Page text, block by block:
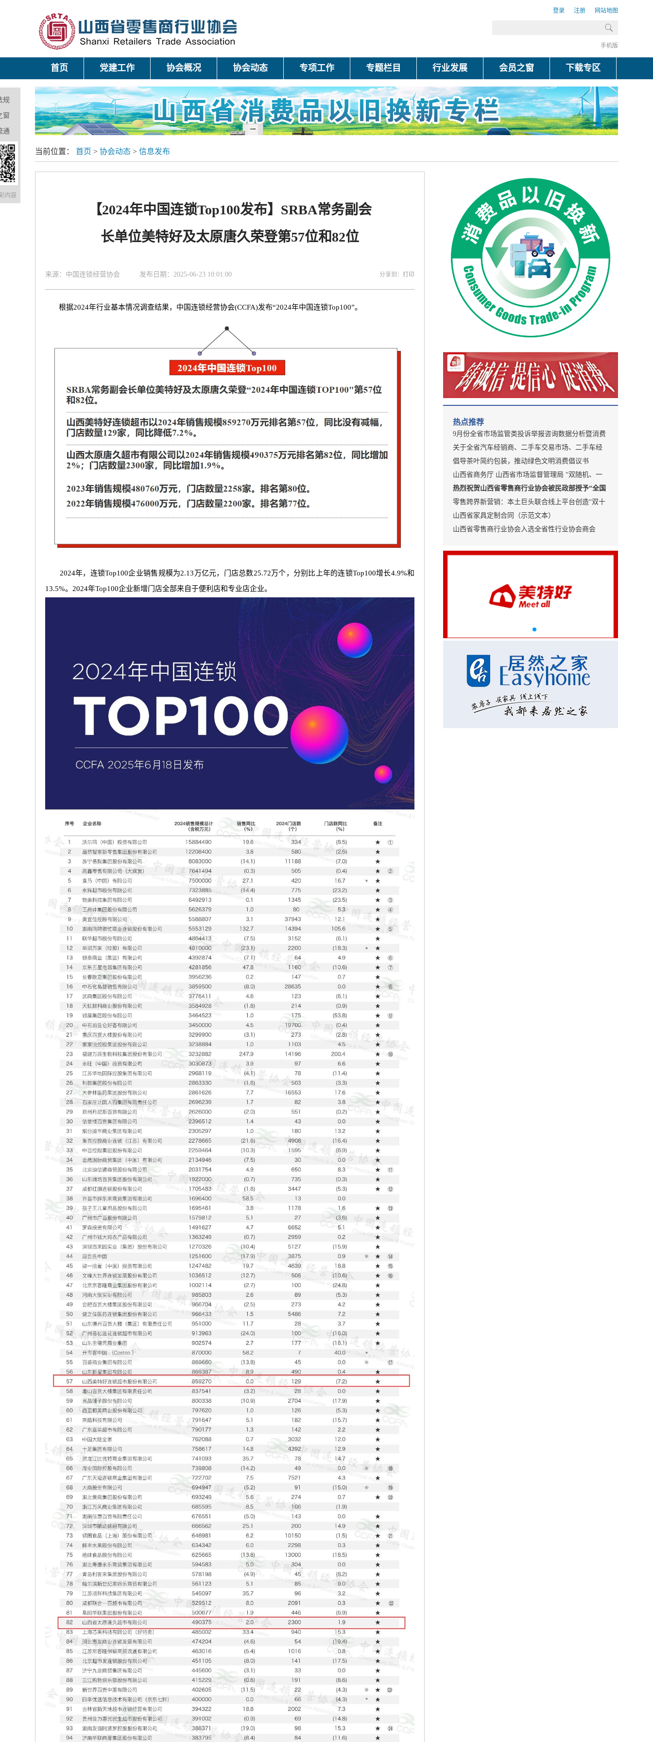
登录 注册 网站地图
手机版
首页 党建工作 协会概况 协会动态 专项工作 专题栏目 行业发展 会员之窗 下载专区
当前位置： 首页 > 协会动态 > 信息发布
【2024年中国连锁Top100发布】SRBA常务副会
长单位美特好及太原唐久荣登第57位和82位
来源：中国连锁经营协会 发布日期：2025-06-23 10:01:00 打印
分享到：
根据2024年行业基本情况调查结果，中国连锁经营协会(CCFA)发布“2024年中国连锁Top100”。
2024年，连锁Top100企业销售规模为2.13万亿元，门店总数25.72万个，分别比上年的连锁Top100增长4.9%和
13.5%。2024年Top100企业新增门店全部来自于便利店和专业店企业。
热点推荐
9月份全省市场监管类投诉举报咨询数据分析暨消费
提示
关于全省汽车经销商、二手车交易市场、二手车经
销企业等企业备案的公示
倡导茶叶简约包装，推动绿色文明消费倡议书
山西省商务厅 山西省市场监督管理局 “双随机、一
公开”联合监督检查结果公示
热烈祝贺山西省零售商行业协会被民政部授予“全国
先进社会组织
零售跨界新营销：本土巨头联合线上平台创造“双十
一”销售奇迹
山西省家具定制合同（示范文本）
山西省零售商行业协会入选全省性行业协会商会
规
窗
通
内容